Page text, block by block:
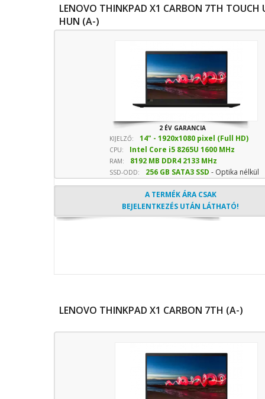
LENOVO THINKPAD X1 CARBON 7TH TOUCH
HUN (A-)
2 ÉV GARANCIA
KIJELZŐ:
14" - 1920x1080 pixel (Full HD)
CPU:
Intel Core i5 8265U 1600 MHz
sebesség
RAM: 8192 MB DDR4 2133 MHz
SSD-ODD: 256 GB SATA3 SSD - Optika nélkül
A TERMÉK ÁRA CSAK
BEJELENTKEZÉS UTÁN LÁTHATÓ!
LENOVO THINKPAD X1 CARBON 7TH (A-)